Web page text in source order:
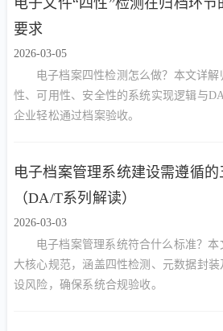
电子文件“四性”检测在归档环
要求
2026-03-05
电子档案四性检测怎么做？本文详
性、可用性、安全性的系统实现逻辑与
企业轻松通过档案验收。
电子档案管理系统建设需遵循
（DA/T系列解读）
2026-03-03
电子档案管理系统符合什么标准？
大核心规范，涵盖四性检测、元数据封
设风险，确保系统合规验收。